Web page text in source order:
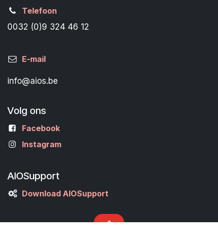
Telefoon
0032 (0)9 324 46 12
E-mail
info@aios.be
Volg ons
Facebook
Instagram
AIOSupport
Download AIOSupport